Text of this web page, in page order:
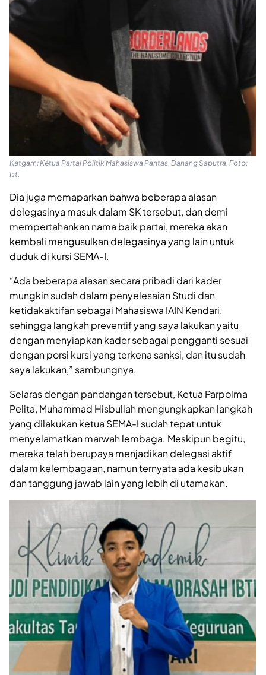
Ketgam: Ketua Partai Politik Mahasiswa Pantas, Danang Saputra. Foto:
Ist.
Dia juga memaparkan bahwa beberapa alasan
delegasinya masuk dalam SK tersebut, dan demi
mempertahankan nama baik partai, mereka akan
kembali mengusulkan delegasinya yang lain untuk
duduk di kursi SEMA-I.
“Ada beberapa alasan secara pribadi dari kader
mungkin sudah dalam penyelesaian Studi dan
ketidakaktifan sebagai Mahasiswa IAIN Kendari,
sehingga langkah preventif yang saya lakukan yaitu
dengan menyiapkan kader sebagai pengganti sesuai
dengan porsi kursi yang terkena sanksi, dan itu sudah
saya lakukan,” sambungnya.
Selaras dengan pandangan tersebut, Ketua Parpolma
Pelita, Muhammad Hisbullah mengungkapkan langkah
yang dilakukan ketua SEMA-I sudah tepat untuk
menyelamatkan marwah lembaga. Meskipun begitu,
mereka telah berupaya menjadikan delegasi aktif
dalam kelembagaan, namun ternyata ada kesibukan
dan tanggung jawab lain yang lebih di utamakan.